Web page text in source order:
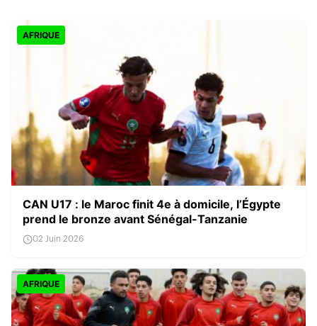
AFRIQUE
CAN U17 : le Maroc finit 4e à domicile, l’Égypte
prend le bronze avant Sénégal-Tanzanie
02 Juin 2026
AFRIQUE